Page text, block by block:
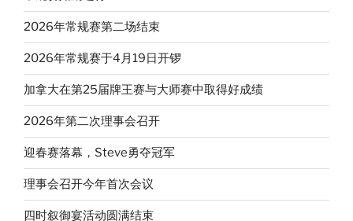
2026年常规赛第二场结束
2026年常规赛于4月19日开锣
加拿大在第25届牌王赛与大师赛中取得好成绩
2026年第二次理事会召开
迎春赛落幕，Steve勇夺冠军
理事会召开今年首次会议
四时叙御宴活动圆满结束